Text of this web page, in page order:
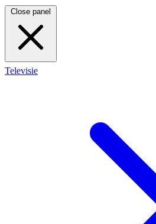
Close panel
Televisie